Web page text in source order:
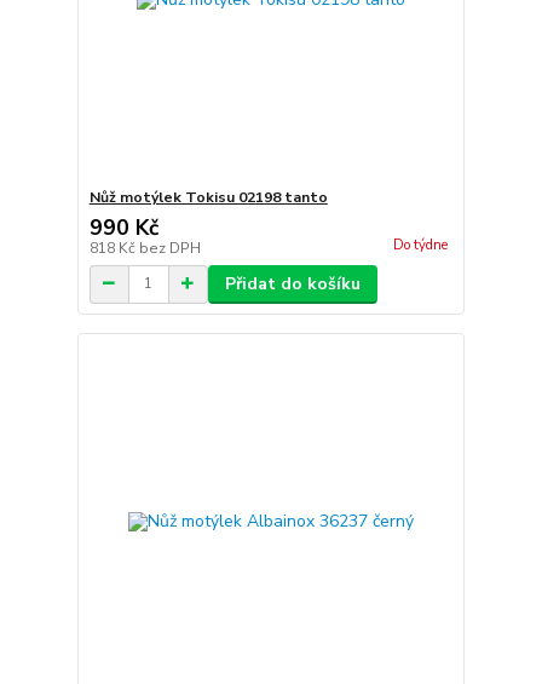
Nůž motýlek Tokisu 02198 tanto
990 Kč
818 Kč bez DPH Do týdne
Přidat do košíku